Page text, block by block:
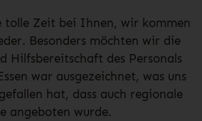
tolle Zeit bei Ihnen, wir kommen
Besonders möchten wir die
Hilfsbereitschaft des Personals
war ausgezeichnet, was uns
hat, dass auch regionale
angeboten wurde.